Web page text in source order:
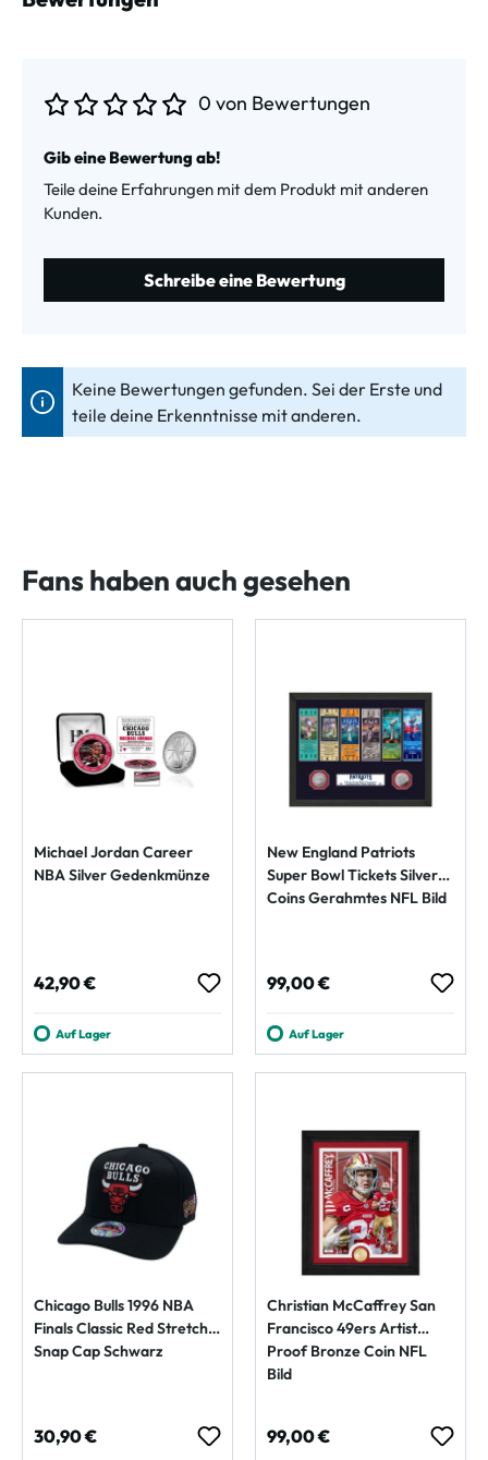
0 von Bewertungen
Gib eine Bewertung ab!
Teile deine Erfahrungen mit dem Produkt mit anderen
Kunden.
Schreibe eine Bewertung
Keine Bewertungen gefunden. Sei der Erste und
teile deine Erkenntnisse mit anderen.
Fans haben auch gesehen
Michael Jordan Career
NBA Silver Gedenkmünze
Regulärer Preis:
42,90 €
Auf Lager
New England Patriots
Super Bowl Tickets Silver
Coins Gerahmtes NFL Bild
Regulärer Preis:
99,00 €
Auf Lager
Chicago Bulls 1996 NBA
Finals Classic Red Stretch-
Snap Cap Schwarz
Regulärer Preis:
30,90 €
Christian McCaffrey San
Francisco 49ers Artist
Proof Bronze Coin NFL
Bild
Regulärer Preis:
99,00 €